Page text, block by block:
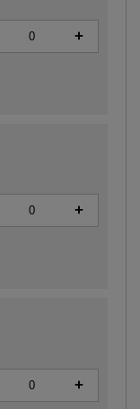
+
+
+